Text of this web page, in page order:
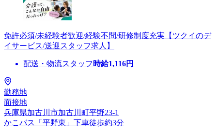
免許必須/未経験者歓迎/経験不問/研修制度充実【ツクイのデ
イサービス/送迎スタッフ求人】
配送・物流スタッフ 時給1,116円
勤務地
面接地
兵庫県加古川市加古川町平野23-1
かこバス「平野東」下車徒歩約3分